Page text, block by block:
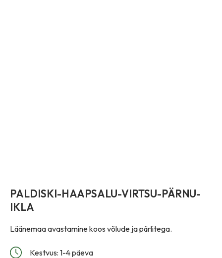
PALDISKI-HAAPSALU-VIRTSU-PÄRNU-
IKLA
Läänemaa avastamine koos võlude ja pärlitega.
Kestvus: 1-4 päeva